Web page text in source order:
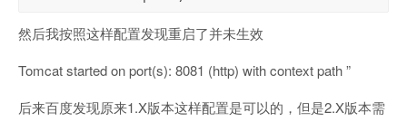
然后我按照这样配置发现重启了并未生效
Tomcat started on port(s): 8081 (http) with context path ”
后来百度发现原来1.X版本这样配置是可以的，但是2.X版本需